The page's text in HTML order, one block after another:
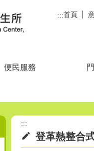
:::首頁
便民服務
:::
登革熱整合